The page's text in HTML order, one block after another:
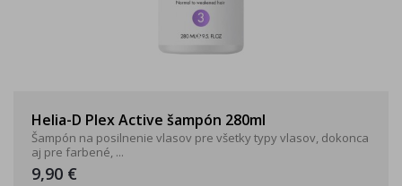
Helia-D Plex Active šampón 280ml
Šampón na posilnenie vlasov pre všetky typy vlasov, dokonca
aj pre farbené, ...
9,90 €